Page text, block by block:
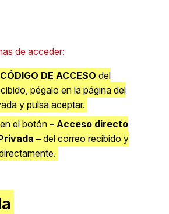
de acceder:
CÓDIGO DE ACCESO del
pégalo en la página del
y pulsa aceptar.
el botón– Acceso directo
– del correo recibido y